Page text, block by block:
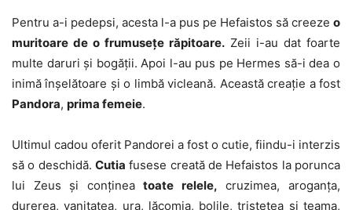
Pentru a-i pedepsi, acesta l-a pus pe Hefaistos să creeze o
muritoare de o frumusețe răpitoare. Zeii i-au dat foarte
multe daruri și bogății. Apoi l-au pus pe Hermes să-i dea o
inimă înșelătoare și o limbă vicleană. Această creație a fost
Pandora, prima femeie.
Ultimul cadou oferit Pandorei a fost o cutie, fiindu-i interzis
să o deschidă. Cutia fusese creată de Hefaistos la porunca
lui Zeus și conțineatoate relele, cruzimea, aroganța,
durerea, vanitatea, ura, lăcomia, bolile, tristețea și teama,